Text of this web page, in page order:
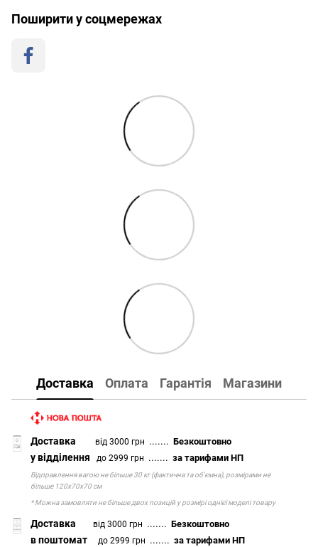
Поширити у соцмережах
Доставка Оплата Гарантія Магазини
Доставка від 3000 грн .......Безкоштовно
у відділення до 2999 грн .......за тарифами НП
Відправлення вагою не більше 30 кг (фактична та об'ємна), розмірами не
більше 120х70х70 см
* Можна замовляти не більше двох позицій у розмірі однієї моделі товару
Доставка від 3000 грн .......Безкоштовно
в поштомат до 2999 грн .......за тарифами НП